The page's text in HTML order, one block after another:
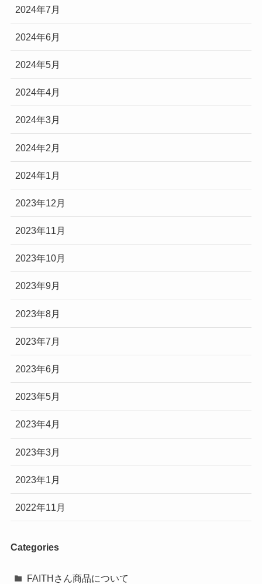
2024年7月
2024年6月
2024年5月
2024年4月
2024年3月
2024年2月
2024年1月
2023年12月
2023年11月
2023年10月
2023年9月
2023年8月
2023年7月
2023年6月
2023年5月
2023年4月
2023年3月
2023年1月
2022年11月
Categories
FAITHさん商品について